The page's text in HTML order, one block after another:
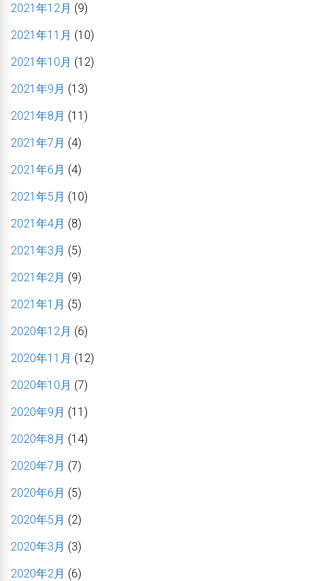
2021年12月 (9)
2021年11月 (10)
2021年10月 (12)
2021年9月 (13)
2021年8月 (11)
2021年7月 (4)
2021年6月 (4)
2021年5月 (10)
2021年4月 (8)
2021年3月 (5)
2021年2月 (9)
2021年1月 (5)
2020年12月 (6)
2020年11月 (12)
2020年10月 (7)
2020年9月 (11)
2020年8月 (14)
2020年7月 (7)
2020年6月 (5)
2020年5月 (2)
2020年3月 (3)
2020年2月 (6)